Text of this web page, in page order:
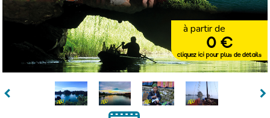
à partir de
0 €
cliquez ici pour plus de détails